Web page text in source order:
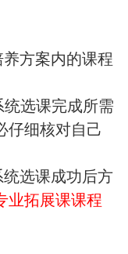
方案内的课程
选课完成所需
仔细核对自己
选课成功后方
业拓展课课程